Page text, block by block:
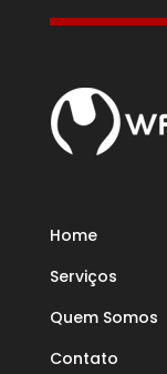
Home
Serviços
Quem Somos
Contato